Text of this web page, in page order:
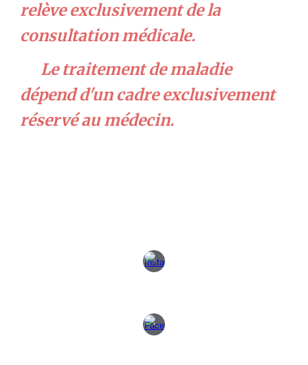
relève exclusivement de la
consultation médicale.
Le traitement de maladie
dépend d'un cadre exclusivement
réservé au médecin.